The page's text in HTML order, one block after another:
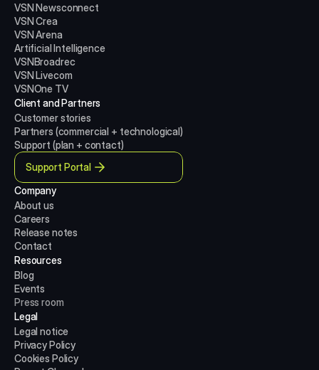
VSN Newsconnect
VSN Crea
VSN Arena
Artificial Intelligence
VSNBroadrec
VSN Livecom
VSNOne TV
Client and Partners
Customer stories
Partners (commercial + technological)
Support (plan + contact)
Support Portal
Company
About us
Careers
Release notes
Contact
Resources
Blog
Events
Press room
Legal
Legal notice
Privacy Policy
Cookies Policy